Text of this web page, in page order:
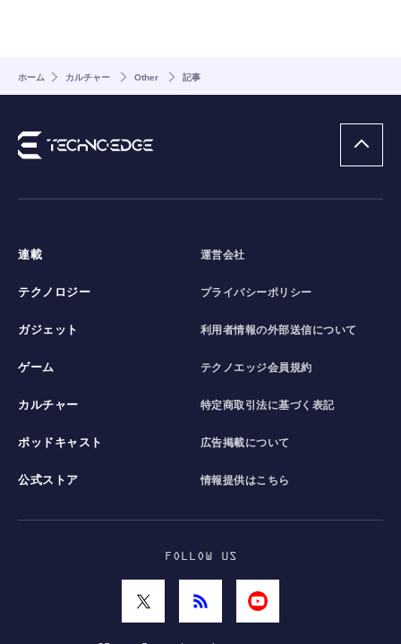
ホーム カルチャー Other 記事
連載
テクノロジー
ガジェット
ゲーム
カルチャー
ポッドキャスト
公式ストア
運営会社
プライバシーポリシー
利用者情報の外部送信について
テクノエッジ会員規約
特定商取引法に基づく表記
広告掲載について
情報提供はこちら
FOLLOW US